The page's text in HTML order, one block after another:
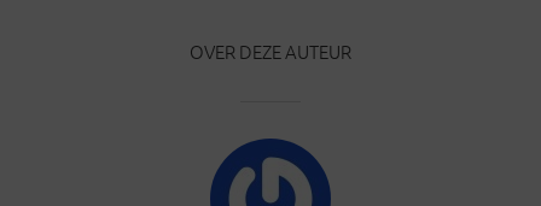
OVER DEZE AUTEUR